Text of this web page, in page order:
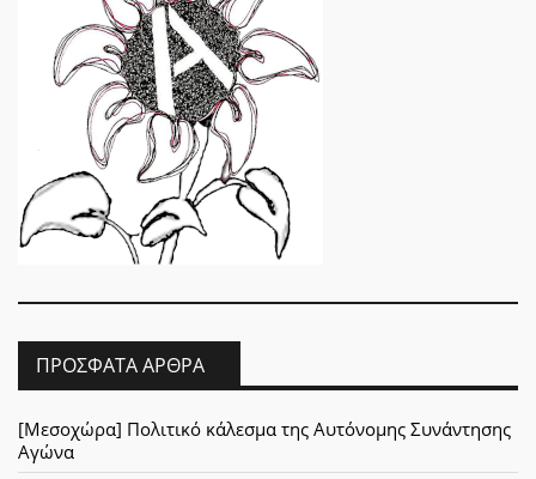
ΠΡΌΣΦΑΤΑ ΆΡΘΡΑ
[Μεσοχώρα] Πολιτικό κάλεσμα της Αυτόνομης Συνάντησης
Αγώνα